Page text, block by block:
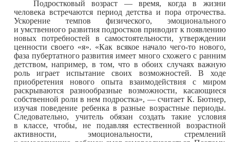
Подростковый возраст — время, когда в жизни
человека встречаются период детства и пора отрочества.
Ускорение темпов физического, эмоционального
и умственного развития подростков приводит к появлению
новых потребностей в самостоятельности, утверждении
ценности своего «я». «Как всякое начало чего-то нового,
фаза пубертатного развития имеет много схожего с ранним
детством, например, в том, что в обоих случаях важную
роль играет испытание своих возможностей. В ходе
приобретения нового опыта взаимодействия с миром
раскрываются разнообразные возможности, касающиеся
собственной роли в нем подростка», — считает К. Бютнер,
изучая поведение ребенка в разные возрастные периоды.
Следовательно, учитель обязан создать такие условия
в классе, чтобы, не подавляя естественной возрастной
активности, эмоциональности, стремлений